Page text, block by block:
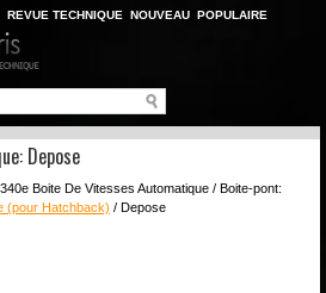
REVUE TECHNIQUE NOUVEAU POPULAIRE
Depose
Boite De Vitesses Automatique / Boite-pont:
(pour Hatchback) / Depose